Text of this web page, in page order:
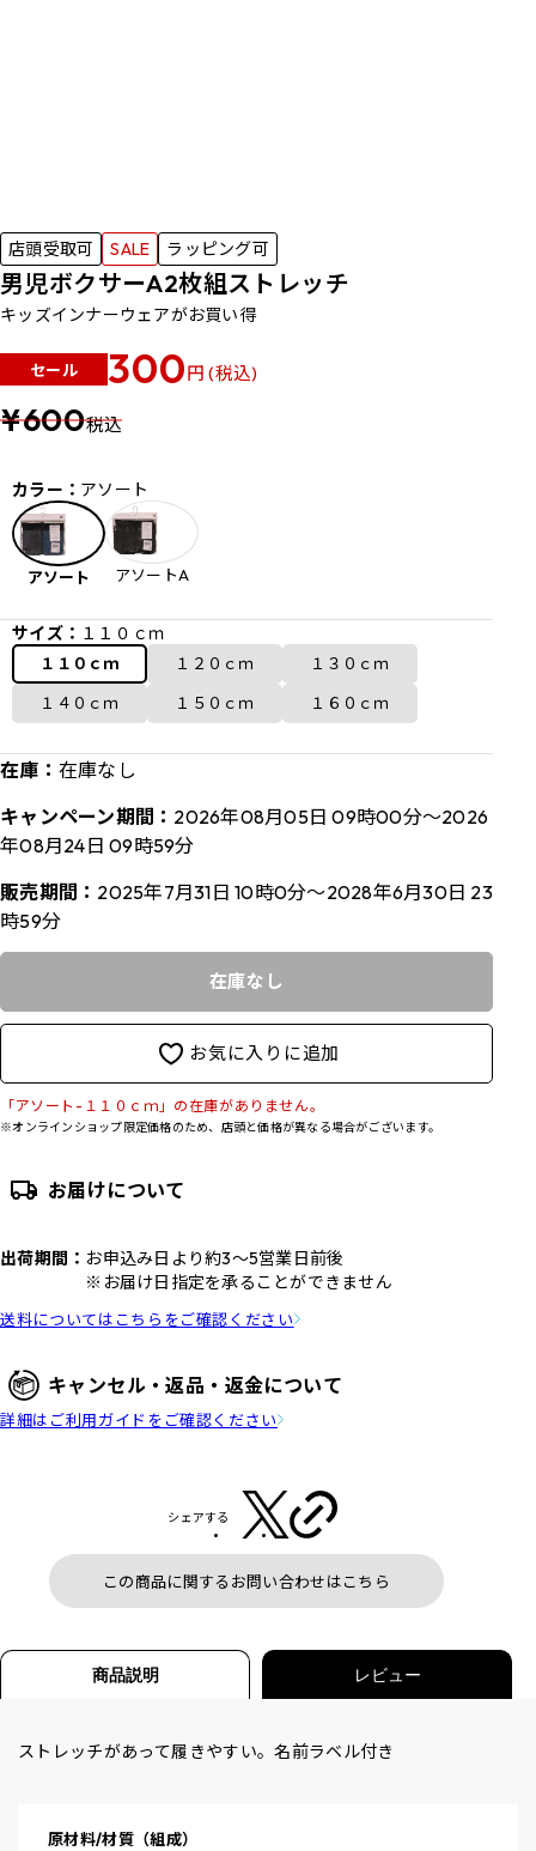
店頭受取可 SALE ラッピング可
男児ボクサーA2枚組ストレッチ
キッズインナーウェアがお買い得
セール 300円 (税込)
¥600税込
カラー： アソート
アソート アソートA
サイズ： １１０ｃｍ
１１０ｃｍ １２０ｃｍ １３０ｃｍ
１４０ｃｍ １５０ｃｍ １６０ｃｍ
在庫： 在庫なし
キャンペーン期間： 2026年08月05日 09時00分～2026
年08月24日 09時59分
販売期間： 2025年7月31日 10時0分～2028年6月30日 23
時59分
在庫なし
お気に入りに追加
「アソート-１１０ｃｍ」の在庫がありません。
※オンラインショップ限定価格のため、店頭と価格が異なる場合がございます。
お届けについて
出荷期間： お申込み日より約3～5営業日前後
※お届け日指定を承ることができません
送料についてはこちらをご確認ください
キャンセル・返品・返金について
詳細はご利用ガイドをご確認ください
シェアする
この商品に関するお問い合わせはこちら
商品説明 レビュー
ストレッチがあって履きやすい。名前ラベル付き
原材料/材質（組成）